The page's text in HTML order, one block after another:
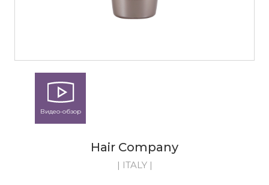
Видео-обзор
Hair Company
| ITALY |